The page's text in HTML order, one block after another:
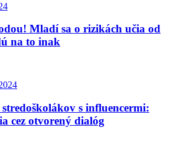
Mladí sa o rizikách učia od
na to inak
s influencermi:
cez otvorený dialóg